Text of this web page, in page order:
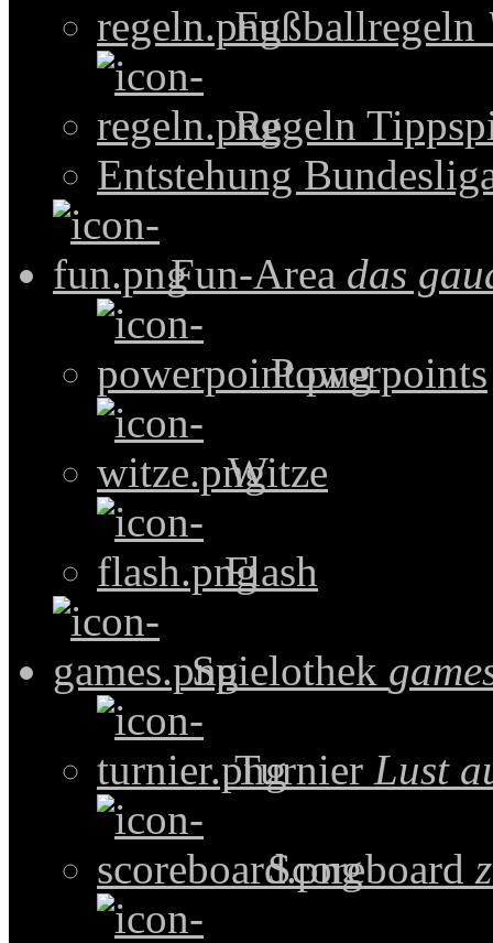
Fußballregeln
Regeln
Entstehung
Fun-Area das
Powerpoints
Witze
Flash
Spielothek
Turnier Lust
Scoreboard